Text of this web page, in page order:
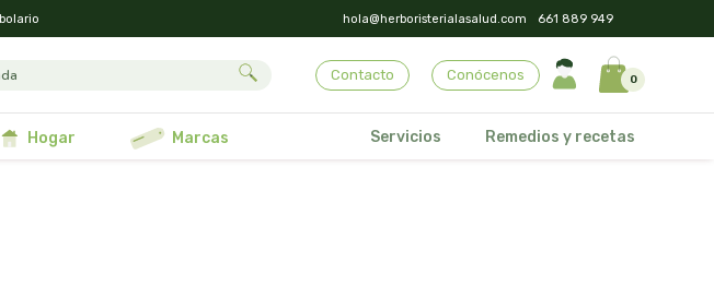
hola@herboristerialasalud.com 661 889 949
Contacto Conócenos 0
hogar marcas Servicios Remedios y recetas